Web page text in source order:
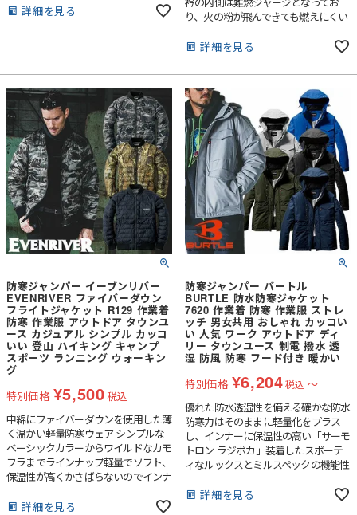
系の表裏きじでの切替デザインでミリ
詳細を見る
り、火の粉が飛んできても燃えにくい
詳細を見る
防寒ジャンパー イーブンリバー
EVENRIVER ファイバーダウン
フライトジャケット R129 作業着
防寒 作業服 アウトドア タウンユ
ース カジュアル シンプル カッコ
いい 登山 ハイキング キャンプ
スポーツ ランニング ウォーキン
グ
特別価格 ¥5,500税込
中綿にファイバーダウンを使用した薄
く温かい軽量防寒ウェア シンプルな
ベーシックカラーからワイルドなカモ
フラまでラインナップ軽量でソフト、
保温性が高くかさばらないのでインナ
ドアなどでも多彩なシーンで着用可能
詳細を見る
防寒ジャンパー バートル
BURTLE 防水防寒ジャケット
7620 作業着 防寒 作業服 ストレ
ッチ 男女共用 おしゃれ カッコい
い 人気 ワーク アウトドア ディ
リー タウンユース 制電 撥水 透
湿 防風 防寒 フード付き 暖かい
特別価格 ¥6,204税込 〜
優れた防水透湿性を備える確かな防水
防寒力はそのままに軽量化をプラス
し、インナーに保温性の高い「サーモ
トロン ラジポカ」装着したスポーテ
ィなルックスとミルスペックの機能性
ペックアウター ・耐水性、透湿性、
詳細を見る